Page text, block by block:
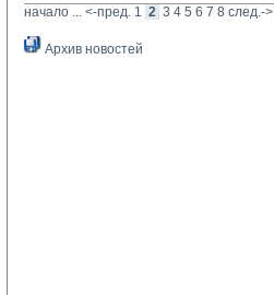
начало ... <-пред. 1 2 3 4 5 6 7 8 след.->
Архив новостей